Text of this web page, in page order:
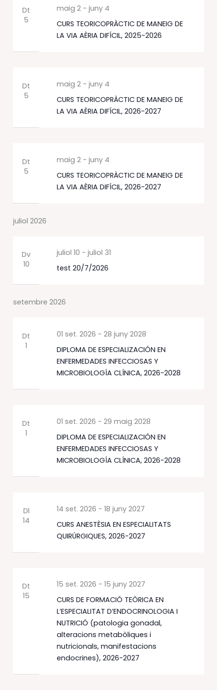
Dt
5
CURS TEORICOPRÀCTIC DE MANEIG DE
LA VIA AÈRIA DIFÍCIL, 2025-2026
maig 2- juny 4
Dt
5
CURS TEORICOPRÀCTIC DE MANEIG DE
LA VIA AÈRIA DIFÍCIL, 2026-2027
maig 2- juny 4
Dt
5
CURS TEORICOPRÀCTIC DE MANEIG DE
LA VIA AÈRIA DIFÍCIL, 2026-2027
maig 2- juny 4
juliol 2026
Dv
10
test 20/7/2026
juliol 10 - juliol 31
setembre 2026
Dt
1
DIPLOMA DE ESPECIALIZACIÓN EN
ENFERMEDADES INFECCIOSAS Y
MICROBIOLOGÍA CLÍNICA, 2026-2028
01 set. 2026 - 28 juny 2028
Dt
1
DIPLOMA DE ESPECIALIZACIÓN EN
ENFERMEDADES INFECCIOSAS Y
MICROBIOLOGÍA CLÍNICA, 2026-2028
01 set. 2026 - 29 maig 2028
Dl
14
CURS ANESTÈSIA EN ESPECIALITATS
QUIRÚRGIQUES, 2026-2027
14 set. 2026 - 18 juny 2027
Dt
15
CURS DE FORMACIÓ TEÒRICA EN
L’ESPECIALITAT D’ENDOCRINOLOGIA I
NUTRICIÓ (patologia gonadal,
alteracions metabòliques i
nutricionals, manifestacions
endocrines), 2026-2027
15 set. 2026 - 15 juny 2027